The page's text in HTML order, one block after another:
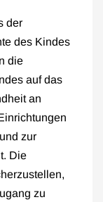
der
des Kindes
die
auf das
an
zur
Die
zu